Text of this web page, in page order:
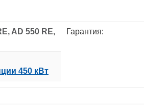
AD 550 RE,
Гарантия:
450 кВт